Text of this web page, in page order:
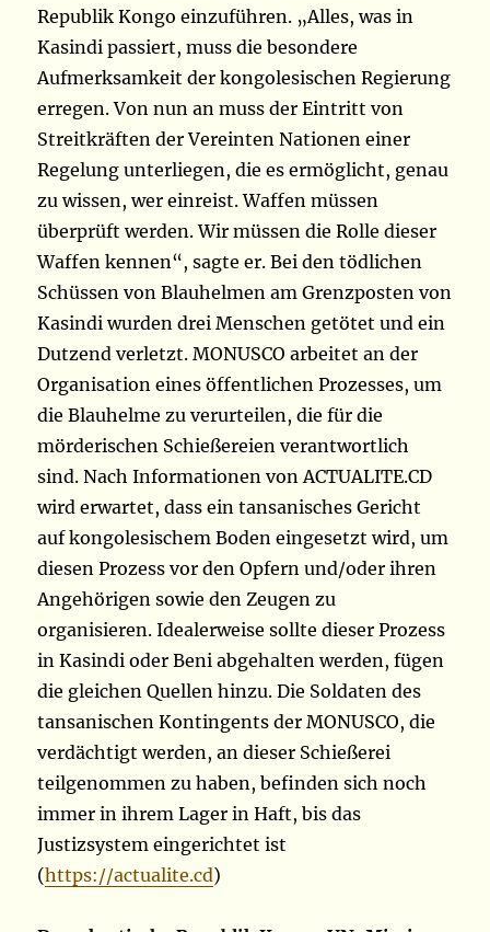
Republik Kongo einzuführen. „Alles, was in
Kasindi passiert, muss die besondere
Aufmerksamkeit der kongolesischen Regierung
erregen. Von nun an muss der Eintritt von
Streitkräften der Vereinten Nationen einer
Regelung unterliegen, die es ermöglicht, genau
zu wissen, wer einreist. Waffen müssen
überprüft werden. Wir müssen die Rolle dieser
Waffen kennen“, sagte er. Bei den tödlichen
Schüssen von Blauhelmen am Grenzposten von
Kasindi wurden drei Menschen getötet und ein
Dutzend verletzt. MONUSCO arbeitet an der
Organisation eines öffentlichen Prozesses, um
die Blauhelme zu verurteilen, die für die
mörderischen Schießereien verantwortlich
sind. Nach Informationen von ACTUALITE.CD
wird erwartet, dass ein tansanisches Gericht
auf kongolesischem Boden eingesetzt wird, um
diesen Prozess vor den Opfern und/oder ihren
Angehörigen sowie den Zeugen zu
organisieren. Idealerweise sollte dieser Prozess
in Kasindi oder Beni abgehalten werden, fügen
die gleichen Quellen hinzu. Die Soldaten des
tansanischen Kontingents der MONUSCO, die
verdächtigt werden, an dieser Schießerei
teilgenommen zu haben, befinden sich noch
immer in ihrem Lager in Haft, bis das
Justizsystem eingerichtet ist
(https://actualite.cd)